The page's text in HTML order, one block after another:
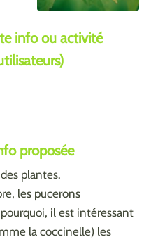
info ou activité
proposée
plantes.
les pucerons
il est intéressant
la coccinelle) les